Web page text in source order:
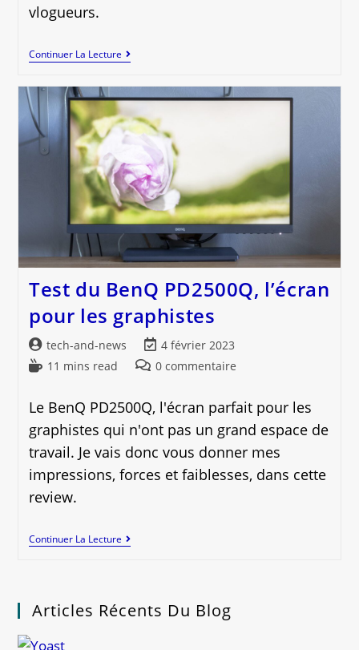
vlogueurs.
Continuer La LectureTranscend
UHS-
RDF9K2
:
Test
Du
Lecteur
De
Cartes
USB
3.0
Test du BenQ PD2500Q, l’écran
pour les graphistes
Auteur/autrice
de
la
tech-and-news
Dernière
modification
publication :
4 février 2023
Temps11 mins read
Commentaires
publication :
0 commentaire
Le BenQ PD2500Q, l'écran parfait pour les
graphistes qui n'ont pas un grand espace de
travail. Je vais donc vous donner mes
impressions, forces et faiblesses, dans cette
review.
Continuer La LectureTest
Du
Les
Articles Récents Du Blog